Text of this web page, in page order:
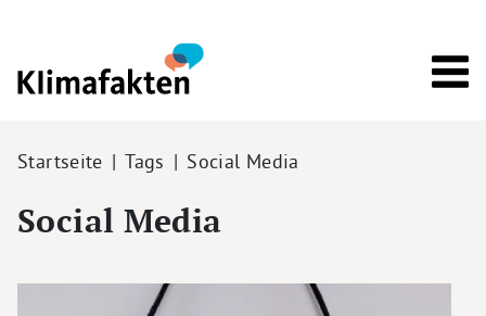
Pfadnavigation
Startseite Tags Social Media
Social Media